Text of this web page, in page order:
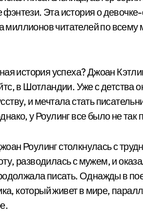
Эта история о
миллионов читателей по всему
история успеха? Джоан
в Шотландии. Уже с детства
и мечтала стать
у Роулинг все было не так
Роулинг столкнулась с
разводилась с мужем, и
писать. Однажды в
который живет в мире,